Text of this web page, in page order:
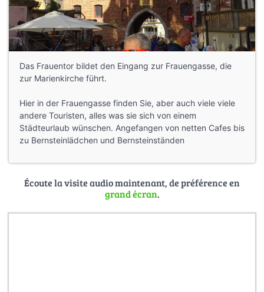
Das Frauentor bildet den Eingang zur Frauengasse, die
zur Marienkirche führt.
Hier in der Frauengasse finden Sie, aber auch viele viele
andere Touristen, alles was sie sich von einem
Städteurlaub wünschen. Angefangen von netten Cafes bis
zu Bernsteinlädchen und Bernsteinständen
Écoute la visite audio maintenant, de préférence en
grand écran.